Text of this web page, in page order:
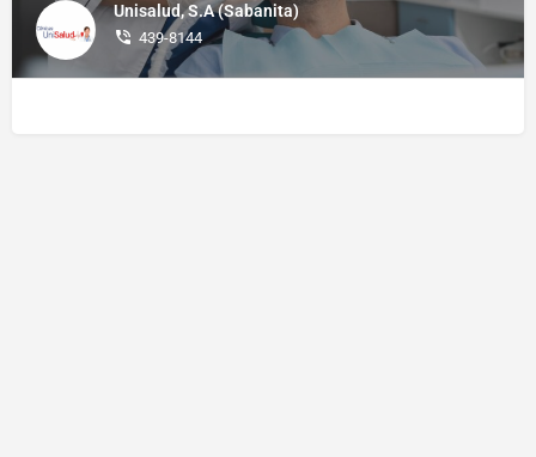
Unisalud, S.A (Sabanita)
439-8144